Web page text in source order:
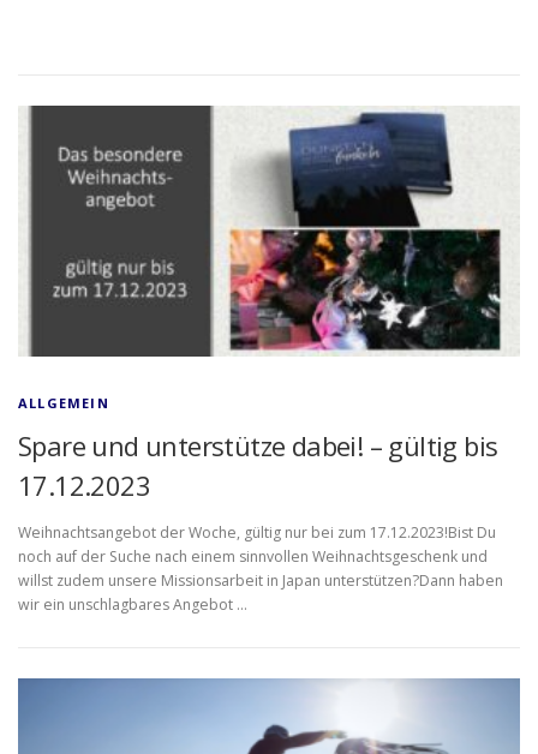
ALLGEMEIN
Spare und unterstütze dabei! – gültig bis
17.12.2023
Weihnachtsangebot der Woche, gültig nur bei zum 17.12.2023!Bist Du
noch auf der Suche nach einem sinnvollen Weihnachtsgeschenk und
willst zudem unsere Missionsarbeit in Japan unterstützen?Dann haben
wir ein unschlagbares Angebot …